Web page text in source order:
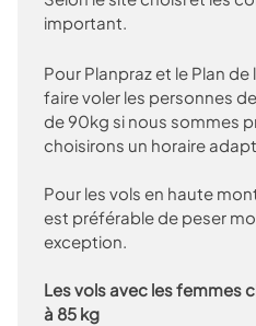
important.
Pour Planpraz et le Plan
faire voler les personnes
de 90kg si nous sommes
choisirons un horaire
Pour les vols en haute
est préférable de peser
exception.
Les vols avec les femmes
à 85 kg